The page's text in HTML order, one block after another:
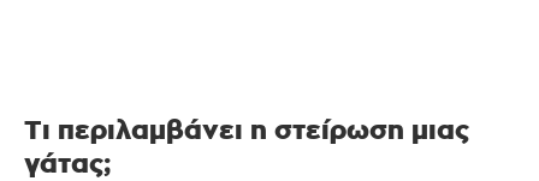
Τι περιλαμβάνει η στείρωση μιας
γάτας;